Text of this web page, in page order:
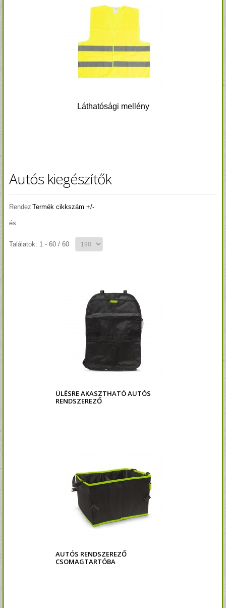
Láthatósági mellény
Autós kiegészítők
Rendez
és
Termék cikkszám +/-
Találatok: 1 - 60 / 60
ÜLÉSRE AKASZTHATÓ AUTÓS
RENDSZEREZŐ
AUTÓS RENDSZEREZŐ
CSOMAGTARTÓBA